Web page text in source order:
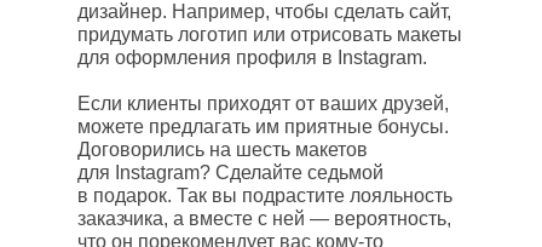
дизайнер. Например, чтобы сделать сайт,
придумать логотип или отрисовать макеты
для оформления профиля в Instagram.
Если клиенты приходят от ваших друзей,
можете предлагать им приятные бонусы.
Договорились на шесть макетов
для Instagram? Сделайте седьмой
в подарок. Так вы подрастите лояльность
заказчика, а вместе с ней — вероятность,
что он порекомендует вас кому-то